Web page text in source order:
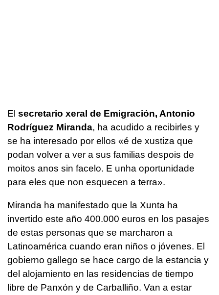
El secretario xeral de Emigración, Antonio
Rodríguez Miranda, ha acudido a recibirles y
se ha interesado por ellos «é de xustiza que
podan volver a ver a sus familias despois de
moitos anos sin facelo. E unha oportunidade
para eles que non esquecen a terra».
Miranda ha manifestado que la Xunta ha
invertido este año 400.000 euros en los pasajes
de estas personas que se marcharon a
Latinoamérica cuando eran niños o jóvenes. El
gobierno gallego se hace cargo de la estancia y
del alojamiento en las residencias de tiempo
libre de Panxón y de Carballiño. Van a estar